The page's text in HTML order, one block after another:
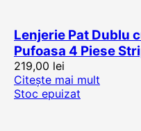
Lenjerie Pat Dublu
Pufoasa 4 Piese
219,00 lei
Citește mai mult
Stoc epuizat